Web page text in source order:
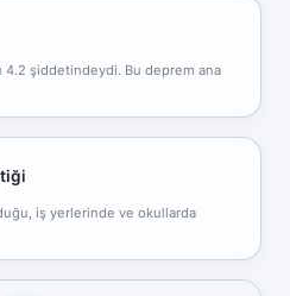
4.2 şiddetindeydi. Bu deprem ana
iş yerlerinde ve okullarda